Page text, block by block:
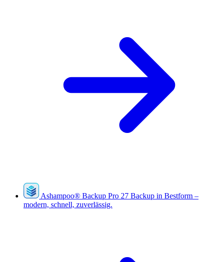
Ashampoo® Backup Pro 27 Backup in Bestform –
modern, schnell, zuverlässig.